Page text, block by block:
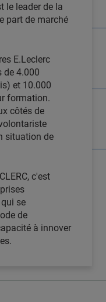
le leader de la
part de marché
E.Leclerc
de 4.000
et 10.000
formation.
côtés de
situation de
c'est
se
de
à innover